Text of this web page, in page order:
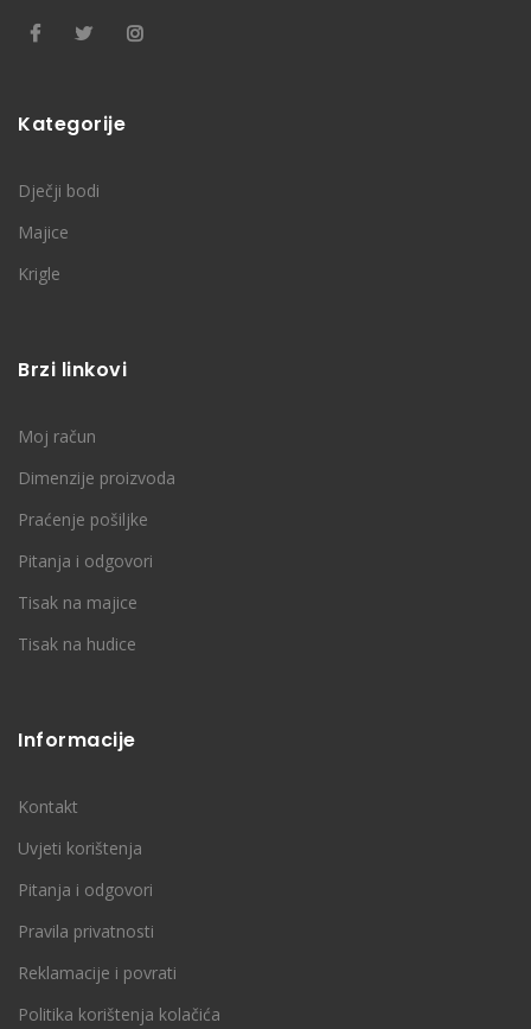
Kategorije
Dječji bodi
Majice
Krigle
Brzi linkovi
Moj račun
Dimenzije proizvoda
Praćenje pošiljke
Pitanja i odgovori
Tisak na majice
Tisak na hudice
Informacije
Kontakt
Uvjeti korištenja
Pitanja i odgovori
Pravila privatnosti
Reklamacije i povrati
Politika korištenja kolačića